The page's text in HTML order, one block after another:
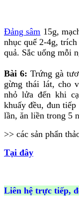
Đảng sâm 15g,
nhục quế 2-4g,
quả. Sắc uống mỗi
Bài 6: Trứng gà
gừng thái lát, cho
nhỏ lửa đến khi
khuấy đều, đun
lần, ăn liền trong 5
>> các sản phẩn
Tại đây
Liên hệ trực tiếp,